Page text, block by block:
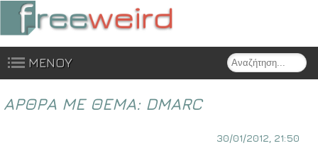
Search
ΜΕΝΟΥ
Skip to content
ΑΡΘΡΑ ΜΕ ΘΕΜΑ: DMARC
30/01/2012, 21:50